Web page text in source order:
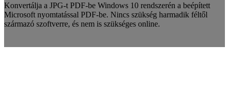
Konvertálja a JPG-t PDF-be Windows 10 rendszerén a beépített
Microsoft nyomtatással PDF-be. Nincs szükség harmadik féltől
származó szoftverre, és nem is szükséges online.